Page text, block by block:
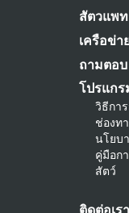
สัตวแพ
เครือข่า
ถามตอบ
โปรแก
วิธีกา
ช่องท
นโยบ
คู่มือก
สัตว์
ติดต่อเรา